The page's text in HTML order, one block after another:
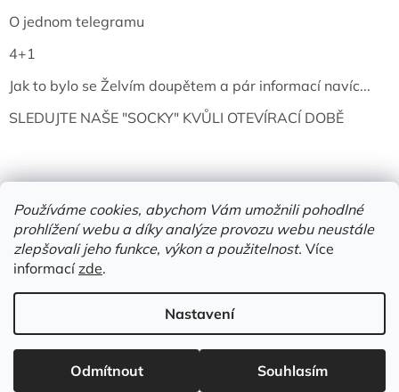
Používáme cookies, abychom Vám umožnili pohodlné
prohlížení webu a díky analýze provozu webu neustále
zlepšovali jeho funkce, výkon a použitelnost. Více
informacízde.
Nastavení
Odmítnout Souhlasím
O jednom telegramu
4+1
Jak to bylo se Želvím doupětem a pár informací navíc...
SLEDUJTE NAŠE "SOCKY" KVŮLI OTEVÍRACÍ DOBĚ
Vytvořil Shoptet
Copyright 2026Želví doupě | knihy & vinyly | Mělník. Všechna
práva vyhrazena.
Upravit nastavení cookies